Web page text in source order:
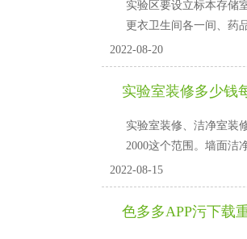
实验区要设立标本存储室
更衣卫生间各一间、药
2022-08-20
实验室装修多少钱
实验室装修、洁净室
2000这个范围。墙面
2022-08-15
色多多APP污下载